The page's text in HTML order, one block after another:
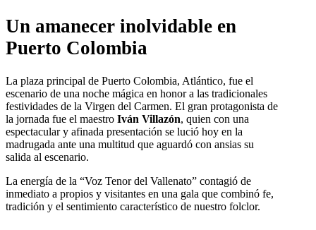
Un amanecer inolvidable en
Puerto Colombia
La plaza principal de Puerto Colombia, Atlántico, fue el
escenario de una noche mágica en honor a las tradicionales
festividades de la Virgen del Carmen. El gran protagonista de
la jornada fue el maestro Iván Villazón, quien con una
espectacular y afinada presentación se lució hoy en la
madrugada ante una multitud que aguardó con ansias su
salida al escenario.
La energía de la “Voz Tenor del Vallenato” contagió de
inmediato a propios y visitantes en una gala que combinó fe,
tradición y el sentimiento característico de nuestro folclor.